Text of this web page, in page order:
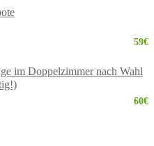
59€
im Doppelzimmer nach Wahl
60€